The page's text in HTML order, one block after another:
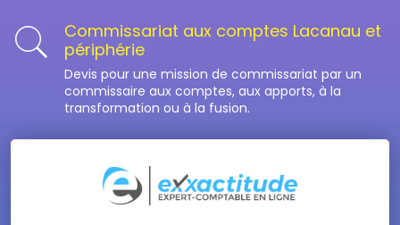
Commissariat aux comptes Lacanau et
périphérie
Devis pour une mission de commissariat par un
commissaire aux comptes, aux apports, à la
transformation ou à la fusion.